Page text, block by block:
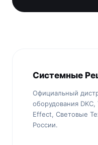
Системные
Официальный
оборудования
Effect, Световые
России.